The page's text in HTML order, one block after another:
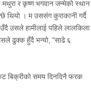
मथुरा र कृष्ण भगवान जन्मेको स्थान
थियो । म उससंग कुराकानी गर्दै
उसले हामीलाई पहिले लालकिला
ढुक्क हुँदै भन्यो, “साढे ६
बिक्रीको समय दिनदिनै फरक